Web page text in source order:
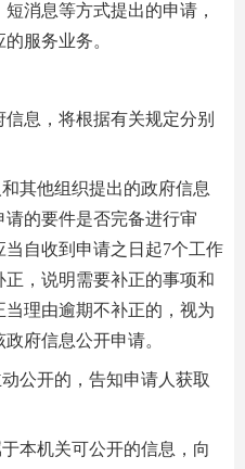
消息等方式提出的申请，
服务业务。
息，将根据有关规定分别
其他组织提出的政府信息
的要件是否完备进行审
自收到申请之日起7个工作
，说明需要补正的事项和
理由逾期不补正的，视为
府信息公开申请。
公开的，告知申请人获取
本机关可公开的信息，向